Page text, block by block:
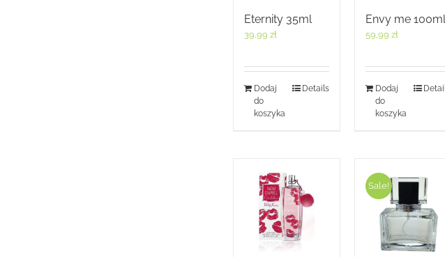
Eternity 35ml
39,99 zł
Dodaj
do
koszyka
Details
Envy me 100ml
59,99 zł
Dodaj
do
koszyka
Sale!